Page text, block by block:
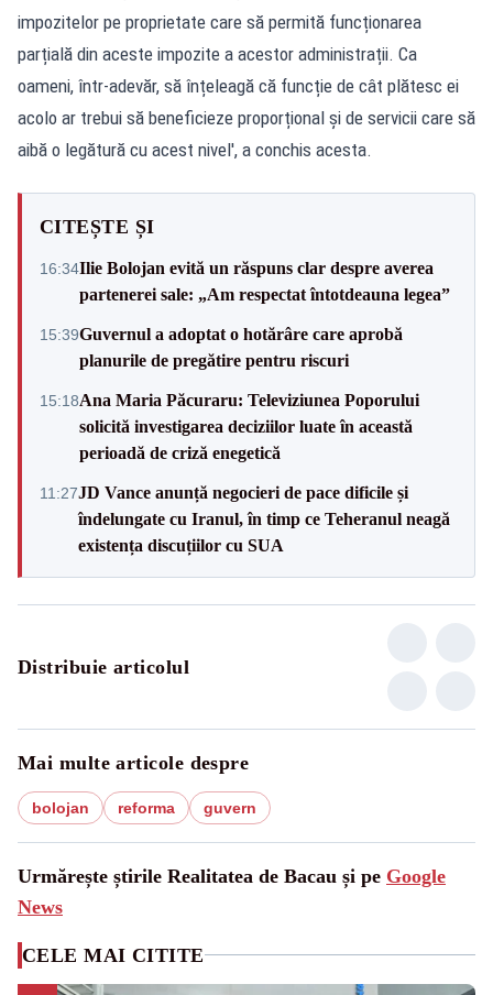
impozitelor pe proprietate care să permită funcționarea
parțială din aceste impozite a acestor administrații. Ca
oameni, într-adevăr, să înțeleagă că funcție de cât plătesc ei
acolo ar trebui să beneficieze proporțional și de servicii care să
aibă o legătură cu acest nivel', a conchis acesta.
CITEȘTE ȘI
16:34Ilie Bolojan evită un răspuns clar despre averea
partenerei sale: „Am respectat întotdeauna legea”
15:39Guvernul a adoptat o hotărâre care aprobă
planurile de pregătire pentru riscuri
15:18Ana Maria Păcuraru: Televiziunea Poporului
solicită investigarea deciziilor luate în această
perioadă de criză enegetică
11:27JD Vance anunță negocieri de pace dificile și
îndelungate cu Iranul, în timp ce Teheranul neagă
existența discuțiilor cu SUA
Distribuie articolul
Mai multe articole despre
bolojan reforma guvern
Urmărește știrile Realitatea de Bacau și pe Google
News
CELE MAI CITITE